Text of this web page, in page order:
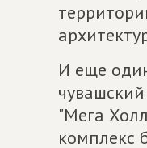
И еще
"Мега
комплекс